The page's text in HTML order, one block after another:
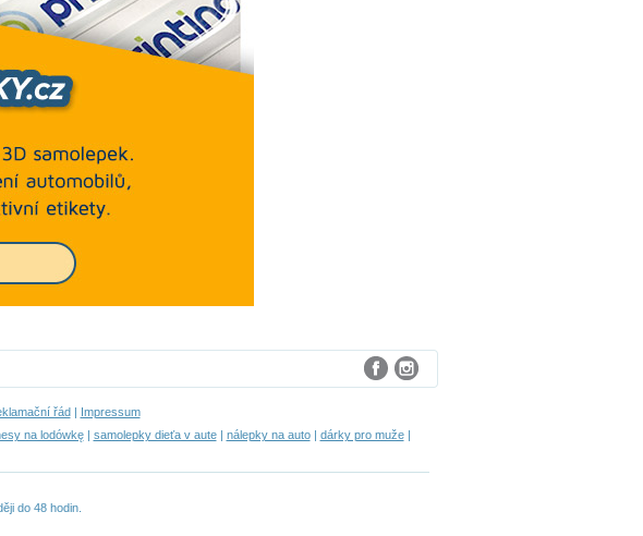
řád| Impressum
na lodówkę| samolepky dieťa v aute| nálepky na auto| dárky pro muže|
do 48 hodin.